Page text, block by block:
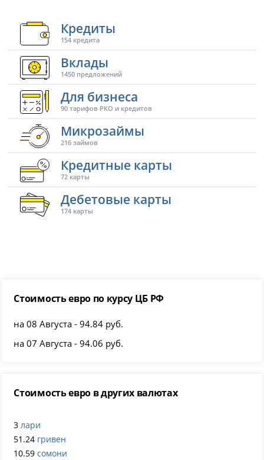
Кредиты
154 кредита
Вклады
1450 предложений
Для бизнеса
90 тарифов РКО и кредитов
Микрозаймы
216 займов
Кредитные карты
72 карты
Дебетовые карты
174 карты
Стоимость евро по курсу ЦБ РФ
на 08 Августа - 94.84 руб.
на 07 Августа - 94.06 руб.
Стоимость евро в других валютах
3лари
51.24 гривен
10.59сомони